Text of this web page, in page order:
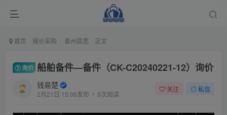
首页 报价采购 泰州昌宽 正文
询价 船舶备件—备件（CK-C20240221-12）询价
钱易楚
2月21日 15:06发布 9次阅读
关注 私信